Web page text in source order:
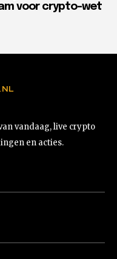
voor crypto-wet
vandaag, live crypto
en acties.